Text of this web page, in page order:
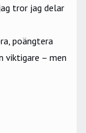
tror jag delar
poängtera
viktigare – men